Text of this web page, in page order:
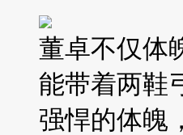
董卓不仅体
能带着两鞋
强悍的体魄